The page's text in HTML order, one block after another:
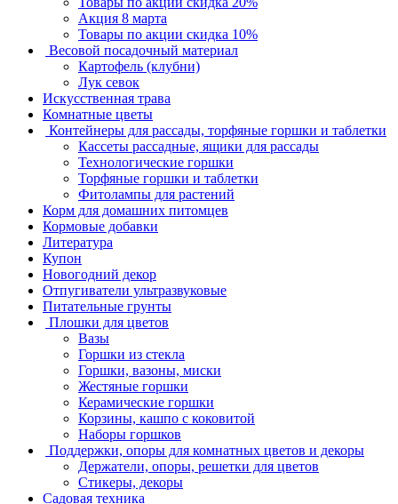
Акция 8 марта
Товары по акции скидка 10%
Весовой посадочный материал
Картофель (клубни)
Лук севок
Искусственная трава
Комнатные цветы
Контейнеры для рассады, торфяные горшки и таблетки
Кассеты рассадные, ящики для рассады
Технологические горшки
Торфяные горшки и таблетки
Фитолампы для растений
Корм для домашних питомцев
Кормовые добавки
Литература
Купон
Новогодний декор
Отпугиватели ультразвуковые
Питательные грунты
Плошки для цветов
Вазы
Горшки из стекла
Горшки, вазоны, миски
Жестяные горшки
Керамические горшки
Корзины, кашпо с коковитой
Наборы горшков
Поддержки, опоры для комнатных цветов и декоры
Держатели, опоры, решетки для цветов
Стикеры, декоры
Садовая техника